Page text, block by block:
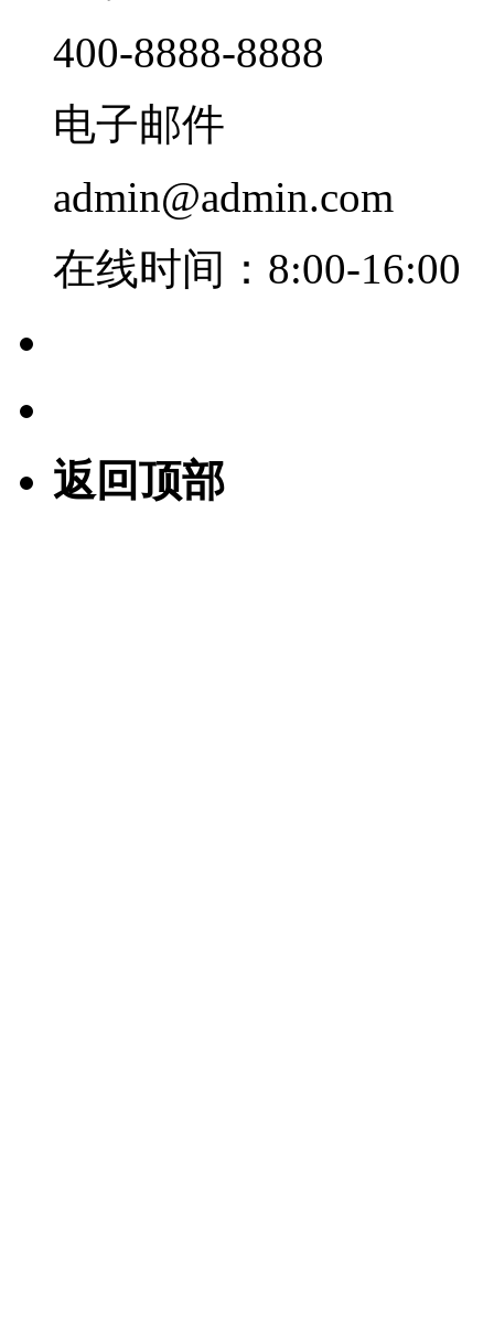
400-8888-8888
电子邮件
admin@admin.com
在线时间：8:00-16:00
返回顶部